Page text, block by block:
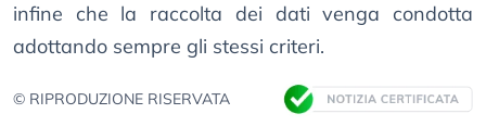
infine che la raccolta dei dati venga condotta
adottando sempre gli stessi criteri.
© RIPRODUZIONE RISERVATA